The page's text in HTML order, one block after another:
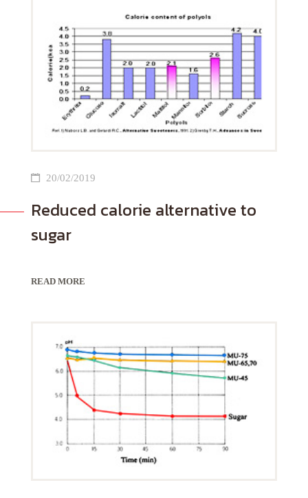
20/02/2019
Reduced calorie alternative to
sugar
READ MORE